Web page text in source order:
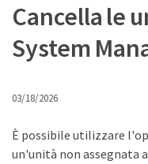
Cancella le
System
03/18/2026
È possibile utilizzare
un'unità non assegnata